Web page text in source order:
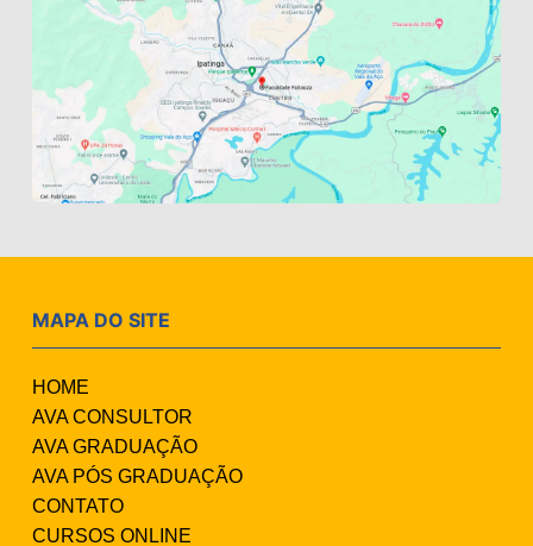
MAPA DO SITE
HOME
AVA CONSULTOR
AVA GRADUAÇÃO
AVA PÓS GRADUAÇÃO
CONTATO
CURSOS ONLINE